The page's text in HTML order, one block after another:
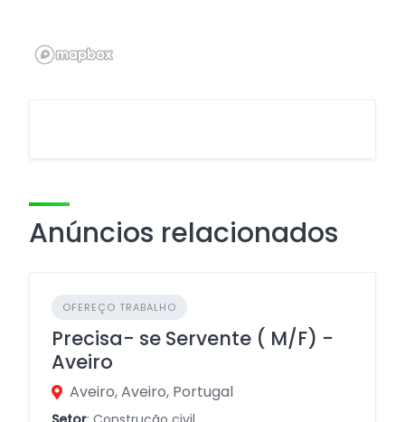
Anúncios relacionados
OFEREÇO TRABALHO
Precisa- se Servente ( M/F) -
Aveiro
Aveiro, Aveiro, Portugal